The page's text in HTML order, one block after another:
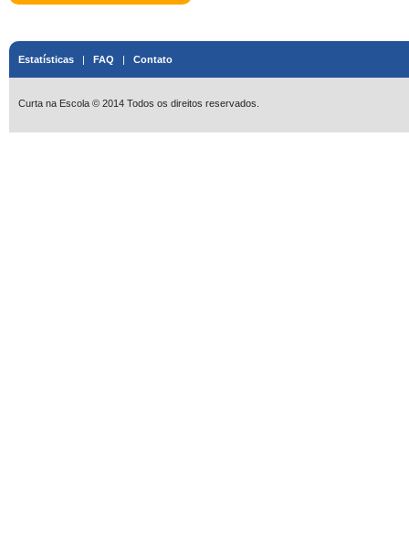
Estatísticas | FAQ | Contato
Curta na Escola © 2014 Todos os direitos reservados.